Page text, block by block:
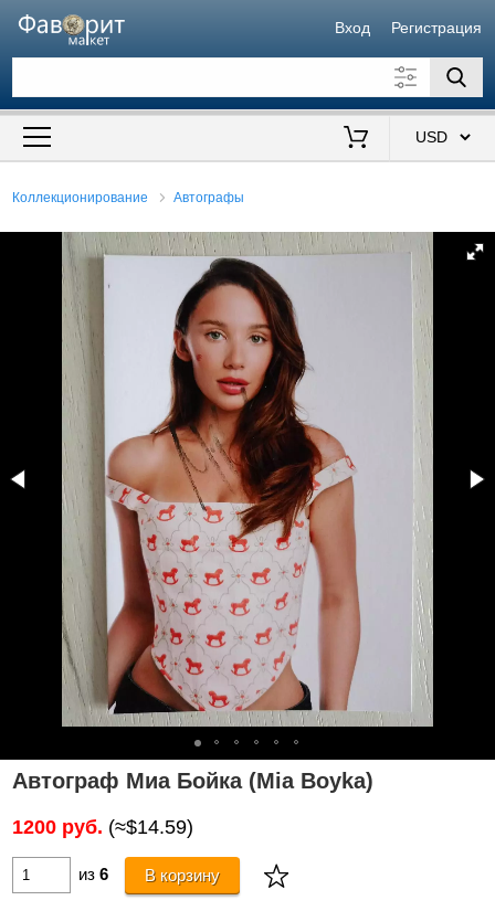
Вход Регистрация
Искать также в описании
Коллекционирование Автографы
Автограф Миа Бойка (Mia Boyka)
1200 руб. (≈$14.59)
из 6 В корзину